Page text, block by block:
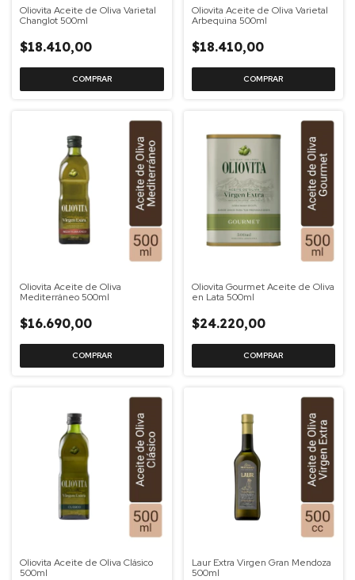
Oliovita Aceite de Oliva Varietal
Changlot 500ml
$18.410,00
Oliovita Aceite de Oliva Varietal
Arbequina 500ml
$18.410,00
Oliovita Aceite de Oliva
Mediterráneo 500ml
$16.690,00
Oliovita Gourmet Aceite de Oliva
en Lata 500ml
$24.220,00
Oliovita Aceite de Oliva Clásico
500ml
Laur Extra Virgen Gran Mendoza
500ml